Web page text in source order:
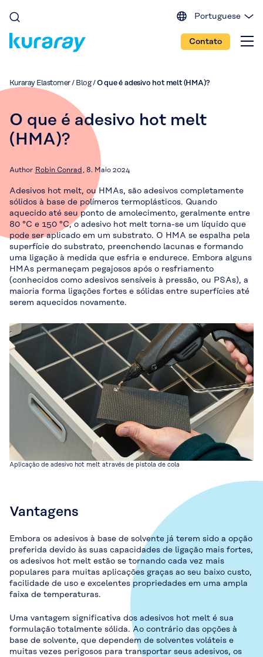
English (EU)
English (IN)
Spanish
Portuguese
Contato
Kuraray Elastomer/ Blog/O que é adesivo hot melt (HMA)?
O que é adesivo hot melt
(HMA)?
Author Robin Conrad 8. Maio 2024
Adesivos hot melt, ou HMAs, são adesivos completamente
sólidos à base de polímeros termoplásticos. Quando
aquecido até seu ponto de amolecimento, geralmente entre
80 °C e 150 °C, o adesivo hot melt torna-se um líquido que
pode ser aplicado em um substrato. O HMA se espalha pela
superfície do substrato, preenchendo lacunas e formando
uma ligação à medida que esfria e endurece. Embora alguns
HMAs permaneçam pegajosos após o resfriamento
(conhecidos como adesivos sensíveis à pressão, ou PSAs), a
maioria forma ligações fortes e sólidas entre superfícies até
serem aquecidos novamente.
Aplicação de adesivo hot melt através de pistola de cola
Vantagens
Embora os adesivos à base de solvente já terem sido a opção
preferida devido às suas capacidades de ligação mais fortes,
os adesivos hot melt estão se tornando cada vez mais
populares para muitas aplicações graças ao seu baixo custo,
facilidade de uso e excelentes propriedades em uma ampla
faixa de temperaturas.
Uma vantagem significativa dos adesivos hot melt é sua
formulação totalmente sólida. Ao contrário das opções à
base de solvente, que dependem de solventes voláteis e
muitas vezes perigosos para transportar seus adesivos, os